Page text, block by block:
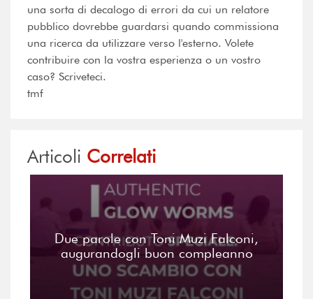
una sorta di decalogo di errori da cui un relatore
pubblico dovrebbe guardarsi quando commissiona
una ricerca da utilizzare verso l'esterno. Volete
contribuire con la vostra esperienza o un vostro
caso? Scriveteci.
tmf
Articoli Correlati
Due parole con Toni Muzi Falconi,
augurandogli buon compleanno